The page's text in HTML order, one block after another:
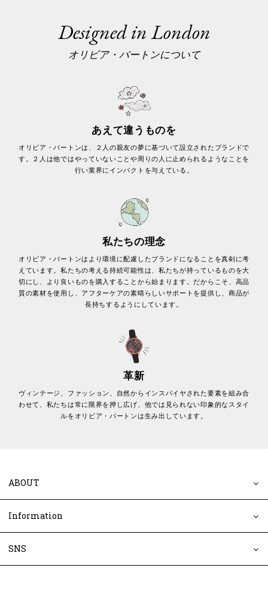
Designed in London
オリビア・バートンについて
あえて違うものを
オリビア・バートンは、２人の親友の夢に基づいて設立されたブランドで
す。２人は他ではやっていないことや周りの人に止められるようなことを
行い業界にインパクトを与えている。
私たちの理念
オリビア・バートンはより環境に配慮したブランドになることを真剣に考
えています。私たちの考える持続可能性は、私たちが持っているものを大
切にし、より良いものを購入することから始まります。だからこそ、高品
質の素材を使用し、アフターケアの素晴らしいサポートを提供し、商品が
長持ちするようにしています。
革新
ヴィンテージ、ファッション、自然からインスパイヤされた要素を組み合
わせて、私たちは常に限界を押し広げ、他では見られない印象的なスタイ
ルをオリビア・バートンは生み出しています。
ABOUT
Information
SNS